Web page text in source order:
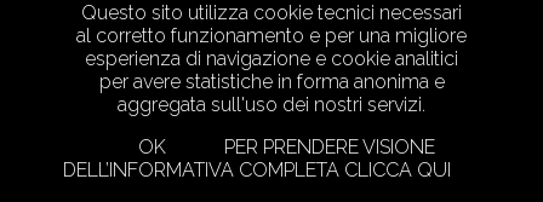
Questo sito utilizza cookie tecnici necessari
al corretto funzionamento e per una migliore
esperienza di navigazione e cookie analitici
per avere statistiche in forma anonima e
aggregata sull'uso dei nostri servizi.
OK
PER PRENDERE VISIONE
DELL’INFORMATIVA COMPLETA CLICCA QUI